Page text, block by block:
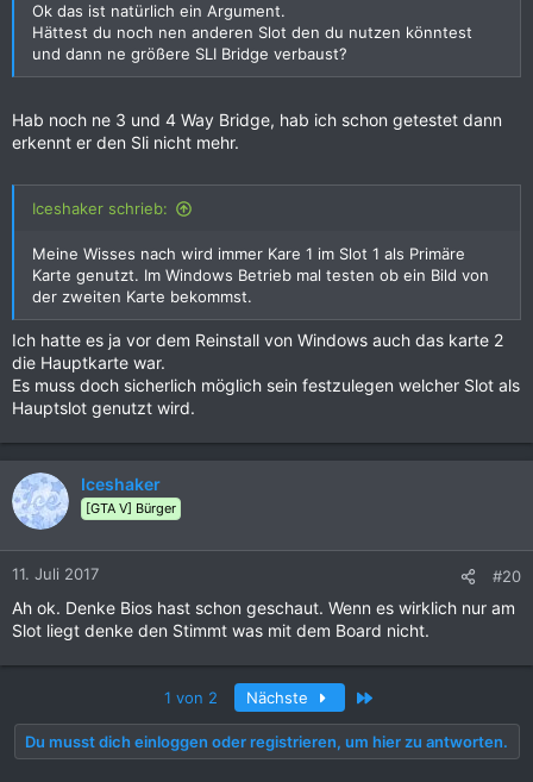
Ok das ist natürlich ein Argument.
Hättest du noch nen anderen Slot den du nutzen könntest
und dann ne größere SLI Bridge verbaust?
Hab noch ne 3 und 4 Way Bridge, hab ich schon getestet dann
erkennt er den Sli nicht mehr.
Iceshaker schrieb:
Meine Wisses nach wird immer Kare 1 im Slot 1 als Primäre
Karte genutzt. Im Windows Betrieb mal testen ob ein Bild von
der zweiten Karte bekommst.
Ich hatte es ja vor dem Reinstall von Windows auch das karte 2
die Hauptkarte war.
Es muss doch sicherlich möglich sein festzulegen welcher Slot als
Hauptslot genutzt wird.
Iceshaker
[GTA V] Bürger
11. Juli 2017 #20
Ah ok. Denke Bios hast schon geschaut. Wenn es wirklich nur am
Slot liegt denke den Stimmt was mit dem Board nicht.
1 von 2 Nächste
Du musst dich einloggen oder registrieren, um hier zu antworten.